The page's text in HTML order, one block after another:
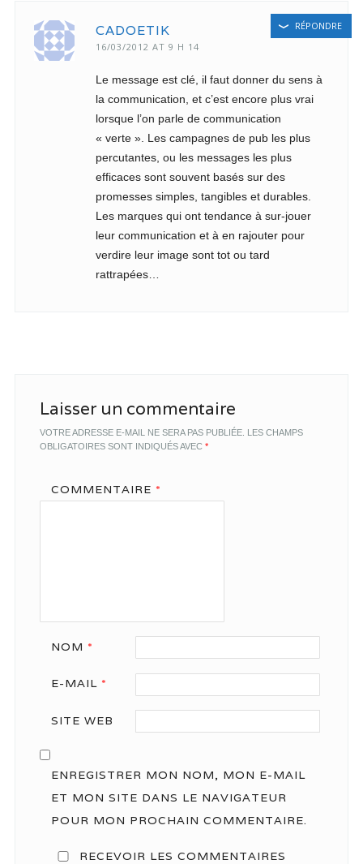
CADOETIK
16/03/2012 AT 9 H 14
Le message est clé, il faut donner du sens à
la communication, et c’est encore plus vrai
lorsque l’on parle de communication
« verte ». Les campagnes de pub les plus
percutantes, ou les messages les plus
efficaces sont souvent basés sur des
promesses simples, tangibles et durables.
Les marques qui ont tendance à sur-jouer
leur communication et à en rajouter pour
verdire leur image sont tot ou tard
rattrapées…
RÉPONDRE
Laisser un commentaire
VOTRE ADRESSE E-MAIL NE SERA PAS PUBLIÉE. LES CHAMPS
OBLIGATOIRES SONT INDIQUÉS AVEC *
COMMENTAIRE *
NOM *
E-MAIL *
SITE WEB
ENREGISTRER MON NOM, MON E-MAIL
ET MON SITE DANS LE NAVIGATEUR
POUR MON PROCHAIN COMMENTAIRE.
RECEVOIR LES COMMENTAIRES